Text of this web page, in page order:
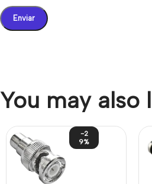
You may also
-2
9%